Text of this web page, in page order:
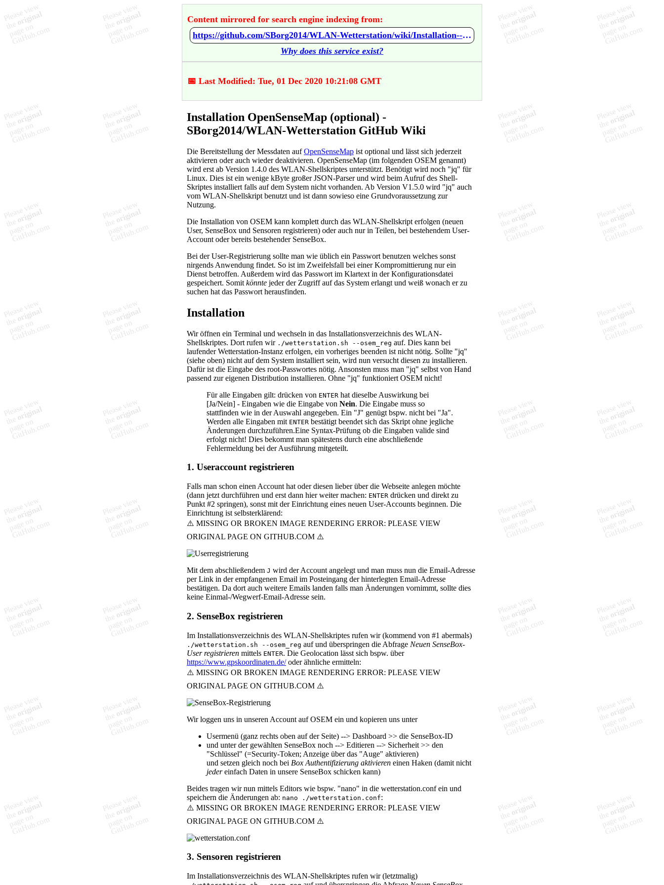
Content mirrored for search engine indexing from:
https://github.com/SBorg2014/WLAN-Wetterstation/wiki/Installation---OpenSenseMap-%28optional%29
Why does this service exist?
📅 Last Modified: Tue, 01 Dec 2020 10:21:08 GMT
Installation OpenSenseMap (optional) -
SBorg2014/WLAN-Wetterstation GitHub Wiki
Die Bereitstellung der Messdaten aufOpenSenseMap ist optional und lässt sich jederzeit
aktivieren oder auch wieder deaktivieren. OpenSenseMap (im folgenden OSEM genannt)
wird erst ab Version 1.4.0 des WLAN-Shellskriptes unterstützt. Benötigt wird noch "jq" für
Linux. Dies ist ein wenige kByte großer JSON-Parser und wird beim Aufruf des Shell-
Skriptes installiert falls auf dem System nicht vorhanden. Ab Version V1.5.0 wird "jq" auch
vom WLAN-Shellskript benutzt und ist dann sowieso eine Grundvoraussetzung zur
Nutzung.
Die Installation von OSEM kann komplett durch das WLAN-Shellskript erfolgen (neuen
User, SenseBox und Sensoren registrieren) oder auch nur in Teilen, bei bestehendem User-
Account oder bereits bestehender SenseBox.
Bei der User-Registrierung sollte man wie üblich ein Passwort benutzen welches sonst
nirgends Anwendung findet. So ist im Zweifelsfall bei einer Kompromittierung nur ein
Dienst betroffen. Außerdem wird das Passwort im Klartext in der Konfigurationsdatei
gespeichert. Somit könnte jeder der Zugriff auf das System erlangt und weiß wonach er zu
suchen hat das Passwort herausfinden.
Installation
Wir öffnen ein Terminal und wechseln in das Installationsverzeichnis des WLAN-
Shellskriptes. Dort rufen wir ./wetterstation.sh --osem_reg auf. Dies kann bei
laufender Wetterstation-Instanz erfolgen, ein vorheriges beenden ist nicht nötig. Sollte "jq"
(siehe oben) nicht auf dem System installiert sein, wird nun versucht diesen zu installieren.
Dafür ist die Eingabe des root-Passwortes nötig. Ansonsten muss man "jq" selbst von Hand
passend zur eigenen Distribution installieren. Ohne "jq" funktioniert OSEM nicht!
Für alle Eingaben gilt: drücken von ENTER hat dieselbe Auswirkung bei
[Ja/Nein] - Eingaben wie die Eingabe von Nein. Die Eingabe muss so
stattfinden wie in der Auswahl angegeben. Ein "J" genügt bspw. nicht bei "Ja".
Werden alle Eingaben mit ENTER bestätigt beendet sich das Skript ohne jegliche
Änderungen durchzuführen.Eine Syntax-Prüfung ob die Eingaben valide sind
erfolgt nicht! Dies bekommt man spätestens durch eine abschließende
Fehlermeldung bei der Ausführung mitgeteilt.
1. Useraccount registrieren
Falls man schon einen Account hat oder diesen lieber über die Webseite anlegen möchte
(dann jetzt durchführen und erst dann hier weiter machen: ENTER drücken und direkt zu
Punkt #2 springen), sonst mit der Einrichtung eines neuen User-Accounts beginnen. Die
Einrichtung ist selbsterklärend:
Mit dem abschließendem J wird der Account angelegt und man muss nun die Email-Adresse
per Link in der empfangenen Email im Posteingang der hinterlegten Email-Adresse
bestätigen. Da dort auch weitere Emails landen falls man Änderungen vornimmt, sollte dies
keine Einmal-/Wegwerf-Email-Adresse sein.
2. SenseBox registrieren
Im Installationsverzeichnis des WLAN-Shellskriptes rufen wir (kommend von #1 abermals)
./wetterstation.sh --osem_reg auf und überspringen die Abfrage Neuen SenseBox-
User registrieren mittels ENTER. Die Geolocation lässt sich bspw. über
https://www.gpskoordinaten.de/oder ähnliche ermitteln:
Wir loggen uns in unseren Account auf OSEM ein und kopieren uns unter
Usermenü (ganz rechts oben auf der Seite) --> Dashboard >> die SenseBox-ID
und unter der gewählten SenseBox noch --> Editieren --> Sicherheit >> den
"Schlüssel" (=Security-Token; Anzeige über das "Auge" aktivieren)
und setzen gleich noch bei Box Authentifizierung aktivieren einen Haken (damit nicht
jedereinfach Daten in unsere SenseBox schicken kann)
Beides tragen wir nun mittels Editors wie bspw. "nano" in die wetterstation.conf ein und
speichern die Änderungen ab: nano ./wetterstation.conf:
3. Sensoren registrieren
Im Installationsverzeichnis des WLAN-Shellskriptes rufen wir (letztmalig)